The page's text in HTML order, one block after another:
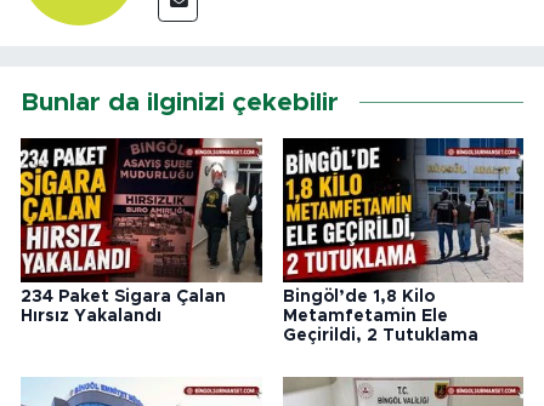
Bunlar da ilginizi çekebilir
234 Paket Sigara Çalan
Hırsız Yakalandı
Bingöl’de 1,8 Kilo
Metamfetamin Ele
Geçirildi, 2 Tutuklama